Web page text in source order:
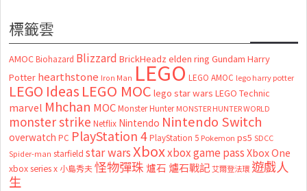
標籤雲
AMOC Biohazard Blizzard BrickHeadz elden ring Gundam Harry
Potter hearthstone Iron Man LEGO LEGO AMOC lego harry potter
LEGO Ideas LEGO MOC lego star wars LEGO Technic
marvel Mhchan MOC Monster Hunter MONSTER HUNTER WORLD
monster strike Netflix Nintendo Nintendo Switch
overwatch PC PlayStation 4 PlayStation 5 Pokemon ps5 SDCC
Spider-man starfield star wars Xboxxbox game passXbox One
xbox series x 小島秀夫怪物彈珠 爐石 爐石戰記艾爾登法環 遊戲人
生